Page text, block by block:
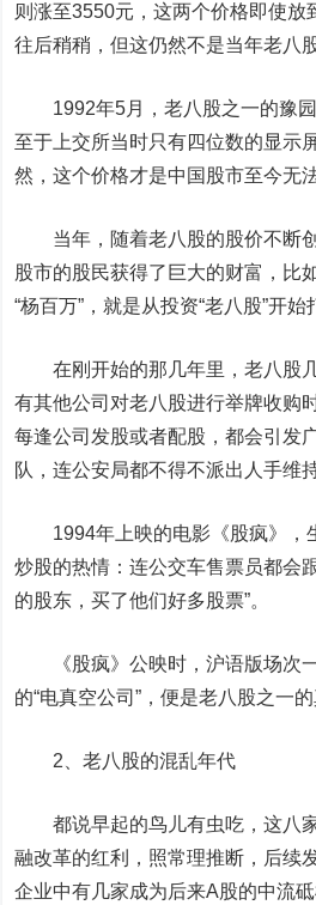
则涨至3550元，这两个价格即使放
往后稍稍，但这仍然不是当年老八
1992年5月，老八股之一的豫
至于上交所当时只有四位数的显示
然，这个价格才是中国股市至今无
当年，随着老八股的股价不断创
股市的股民获得了巨大的财富，比
“杨百万”，就是从投资“老八股”开始
在刚开始的那几年里，老八股几
有其他公司对老八股进行举牌收购
每逢公司发股或者配股，都会引发
队，连公安局都不得不派出人手
1994年上映的电影《股疯》，
炒股的热情：连公交车售票员都会
的股东，买了他们好多股票”。
《股疯》公映时，沪语版场次一
的“电真空公司”，便是老八股之一的
2、老八股的混乱年代
都说早起的鸟儿有虫吃，这八
融改革的红利，照常理推断，后续
企业中有几家成为后来A股的中流砥